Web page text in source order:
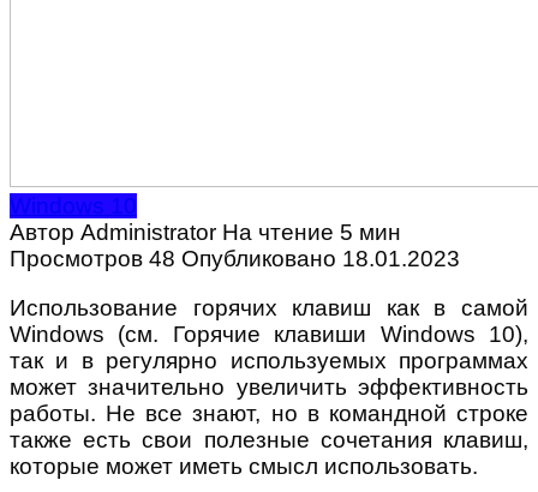
Windows 10
Автор Administrator На чтение 5 мин
Просмотров 48 Опубликовано 18.01.2023
Использование горячих клавиш как в самой
Windows (см. Горячие клавиши Windows 10),
так и в регулярно используемых программах
может значительно увеличить эффективность
работы. Не все знают, но в командной строке
также есть свои полезные сочетания клавиш,
которые может иметь смысл использовать.